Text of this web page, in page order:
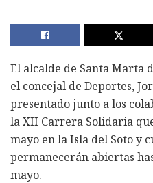
El alcalde de Santa Marta
el concejal de Deportes,
presentado junto a los
la XII Carrera Solidaria
mayo en la Isla del Soto y
permanecerán abiertas
mayo.